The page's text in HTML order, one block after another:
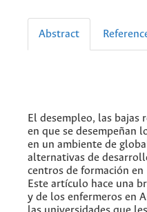
Abstract
El desempleo, las bajas
en que se desempeñan
en un ambiente de
alternativas de
centros de formación
Este artículo hace una
y de los enfermeros en